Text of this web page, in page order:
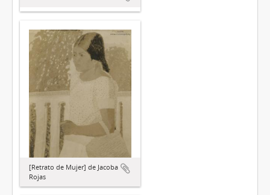
[Retrato de Mujer] de Jacoba
Rojas